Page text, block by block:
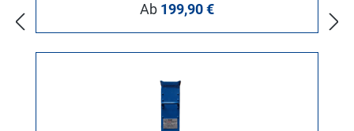
Regulärer Preis:
Ab 199,90 €